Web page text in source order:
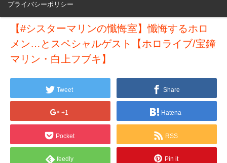
プライバシーポリシー
【#シスターマリンの懺悔室】懺悔するホロ
メン…とスペシャルゲスト【ホロライブ/宝鐘
マリン・白上フブキ】
Tweet Share
+1 Hatena
Pocket RSS
feedly Pin it